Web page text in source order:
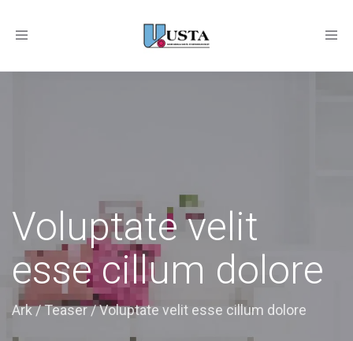
Toggle
Voluptate velit
esse cillum dolore
Ark/Teaser/Voluptate velit esse cillum dolore